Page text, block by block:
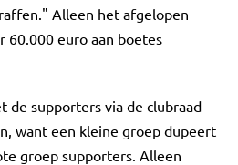
Alleen het afgelopen
60.000 euro aan boetes
de supporters via de clubraad
want een kleine groep dupeert
groep supporters. Alleen